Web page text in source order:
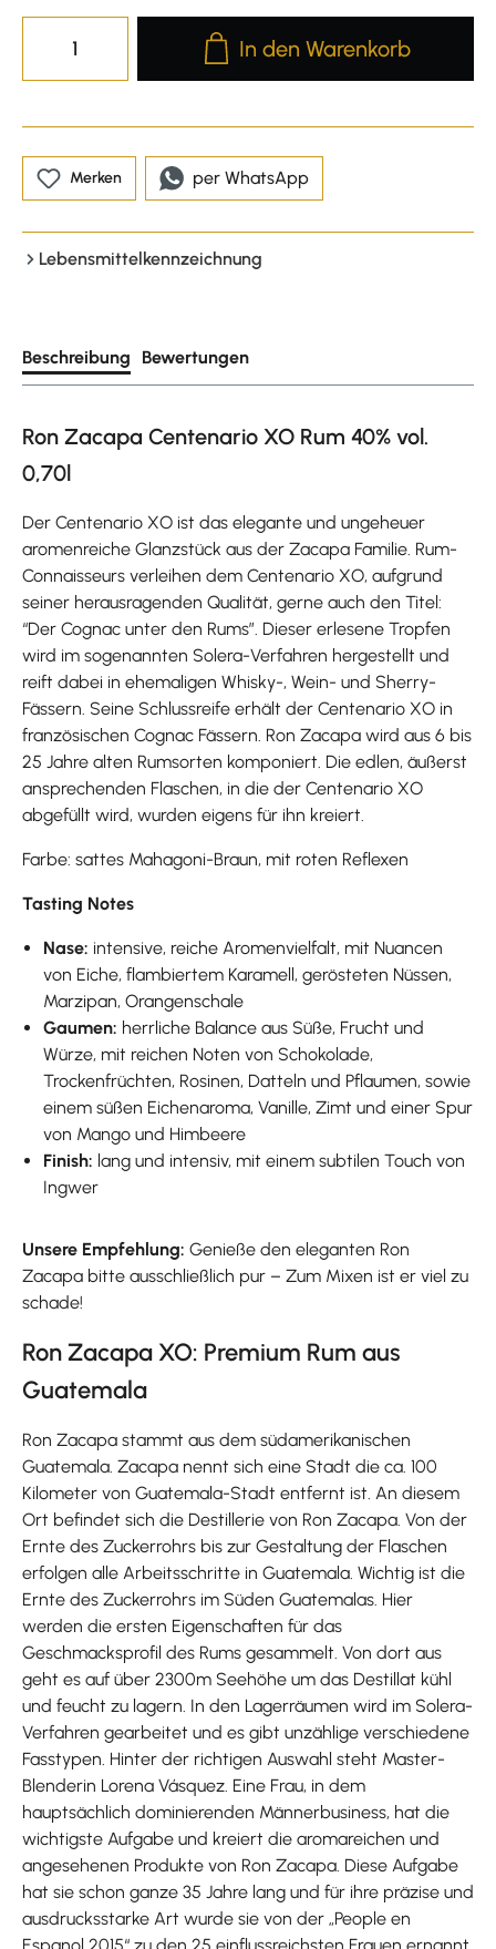
Produkt Anzahl: Gib den
In den Warenkorb
Merken per WhatsApp
Lebensmittelkennzeichnung
Beschreibung Bewertungen
Ron Zacapa Centenario XO Rum 40% vol.
0,70l
Der Centenario XO ist das elegante und ungeheuer
aromenreiche Glanzstück aus der Zacapa Familie. Rum-
Connaisseurs verleihen dem Centenario XO, aufgrund
seiner herausragenden Qualität, gerne auch den Titel:
“Der Cognac unter den Rums”. Dieser erlesene Tropfen
wird im sogenannten Solera-Verfahren hergestellt und
reift dabei in ehemaligen Whisky-, Wein- und Sherry-
Fässern. Seine Schlussreife erhält der Centenario XO in
französischen Cognac Fässern. Ron Zacapa wird aus 6 bis
25 Jahre alten Rumsorten komponiert. Die edlen, äußerst
ansprechenden Flaschen, in die der Centenario XO
abgefüllt wird, wurden eigens für ihn kreiert.
Farbe: sattes Mahagoni-Braun, mit roten Reflexen
Tasting Notes
Nase: intensive, reiche Aromenvielfalt, mit Nuancen
von Eiche, flambiertem Karamell, gerösteten Nüssen,
Marzipan, Orangenschale
Gaumen: herrliche Balance aus Süße, Frucht und
Würze, mit reichen Noten von Schokolade,
Trockenfrüchten, Rosinen, Datteln und Pflaumen, sowie
einem süßen Eichenaroma, Vanille, Zimt und einer Spur
von Mango und Himbeere
Finish: lang und intensiv, mit einem subtilen Touch von
Ingwer
Unsere Empfehlung: Genieße den eleganten Ron
Zacapa bitte ausschließlich pur – Zum Mixen ist er viel zu
schade!
Ron Zacapa XO: Premium Rum aus
Guatemala
Ron Zacapa stammt aus dem südamerikanischen
Guatemala. Zacapa nennt sich eine Stadt die ca. 100
Kilometer von Guatemala-Stadt entfernt ist. An diesem
Ort befindet sich die Destillerie von Ron Zacapa. Von der
Ernte des Zuckerrohrs bis zur Gestaltung der Flaschen
erfolgen alle Arbeitsschritte in Guatemala. Wichtig ist die
Ernte des Zuckerrohrs im Süden Guatemalas. Hier
werden die ersten Eigenschaften für das
Geschmacksprofil des Rums gesammelt. Von dort aus
geht es auf über 2300m Seehöhe um das Destillat kühl
und feucht zu lagern. In den Lagerräumen wird im Solera-
Verfahren gearbeitet und es gibt unzählige verschiedene
Fasstypen. Hinter der richtigen Auswahl steht Master-
Blenderin Lorena Vásquez. Eine Frau, in dem
hauptsächlich dominierenden Männerbusiness, hat die
wichtigste Aufgabe und kreiert die aromareichen und
angesehenen Produkte von Ron Zacapa. Diese Aufgabe
hat sie schon ganze 35 Jahre lang und für ihre präzise und
ausdrucksstarke Art wurde sie von der „People en
Espanol 2015“ zu den 25 einflussreichsten Frauen ernannt.